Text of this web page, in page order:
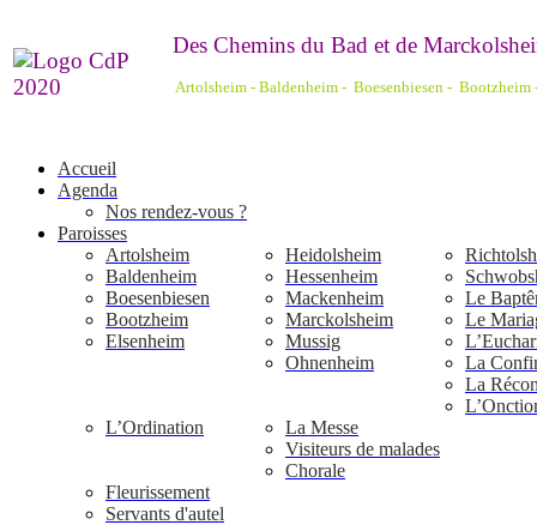
Des Chemins du Bad et de
Artolsheim - Baldenheim - Boesenbiesen -
Accueil
Agenda
Nos rendez-vous ?
Paroisses
Artolsheim
Baldenheim
Boesenbiesen
Bootzheim
Elsenheim
Heidolsheim
Hessenheim
Mackenheim
Marckolsheim
Mussig
Ohnenheim
Le
Le
La
La
L’Ordination
La Messe
Visiteurs de malades
Chorale
Fleurissement
Servants d'autel